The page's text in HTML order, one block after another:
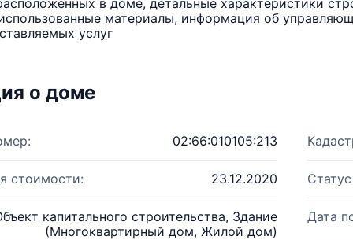
в доме, детальные характеристики
материалы, информация об
услуг
о доме
02:66:010105:213
стоимости: 23.12.2020
капитального строительства, Здание
(Многоквартирный дом, Жилой дом)
Дата